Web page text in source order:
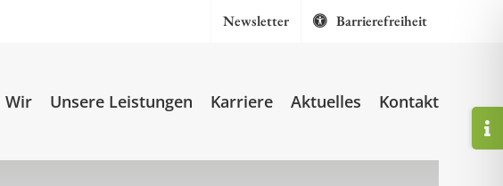
Newsletter Barrierefreiheit
Wir Unsere Leistungen Karriere Aktuelles Kontakt